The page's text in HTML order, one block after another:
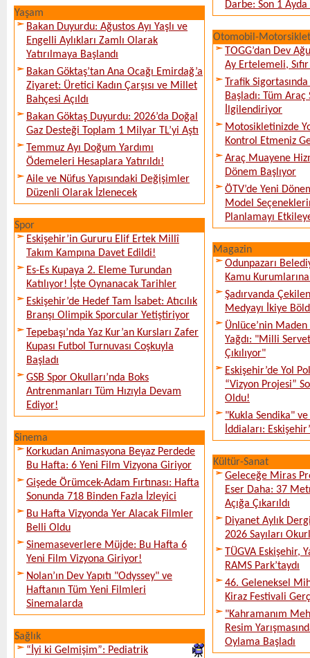
Yaşam
Bakan Duyurdu: Ağustos Ayı Yaşlı ve
Engelli Aylıkları Zamlı Olarak
Yatırılmaya Başlandı
Bakan Göktaş’tan Ana Ocağı Emirdağ’a
Ziyaret: Üretici Kadın Çarşısı ve Millet
Bahçesi Açıldı
Bakan Göktaş Duyurdu: 2026’da Doğal
Gaz Desteği Toplam 1 Milyar TL’yi Aştı
Temmuz Ayı Doğum Yardımı
Ödemeleri Hesaplara Yatırıldı!
Aile ve Nüfus Yapısındaki Değişimler
Düzenli Olarak İzlenecek
Spor
Eskişehir’in Gururu Elif Ertek Millî
Takım Kampına Davet Edildi!
Es-Es Kupaya 2. Eleme Turundan
Katılıyor! İşte Oynanacak Tarihler
Eskişehir’de Hedef Tam İsabet: Atıcılık
Branşı Olimpik Sporcular Yetiştiriyor
Tepebaşı’nda Yaz Kur’an Kursları Zafer
Kupası Futbol Turnuvası Coşkuyla
Başladı
GSB Spor Okulları’nda Boks
Antrenmanları Tüm Hızıyla Devam
Ediyor!
Sinema
Korkudan Animasyona Beyaz Perdede
Bu Hafta: 6 Yeni Film Vizyona Giriyor
Gişede Örümcek-Adam Fırtınası: Hafta
Sonunda 718 Binden Fazla İzleyici
Bu Hafta Vizyonda Yer Alacak Filmler
Belli Oldu
Sinemaseverlere Müjde: Bu Hafta 6
Yeni Film Vizyona Giriyor!
Nolan’ın Dev Yapıtı "Odyssey" ve
Haftanın Tüm Yeni Filmleri
Sinemalarda
Sağlık
“İyi ki Gelmişim”: Pediatrik
Darbe: Son 1 Ayda
Otomobil-Motorsiklet
TOGG’dan Dev
Ay Ertelemeli,
Trafik
Başladı: Tüm
İlgilendiriyor
Motosikletinizde
Kontrol Etmeniz
Araç Muayene
Dönem Başlıyor
ÖTV’de Yeni
Model
Planlamayı
Magazin
Odunpazarı
Kamu Kurumlarına
Şadırvanda
Medyayı İkiye
Ünlüce’nin Maden
Yağdı: "Milli
Çıkılıyor"
Eskişehir’de Yol
“Vizyon Projesi”
Oldu!
"Kukla Sendika"
İddiaları:
Kültür-Sanat
Geleceğe Miras
Eser Daha: 37
Açığa Çıkarıldı
Diyanet Aylık
2026 Sayıları
TÜGVA Eskişehir,
RAMS Park’taydı
46. Geleneksel
Kiraz Festivali
"Kahramanım
Resim
Oylama Başladı